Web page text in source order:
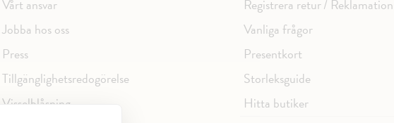
Vårt ansvar
Jobba hos oss
Press
Tillgänglighetsredogörelse
Visselblåsning
Registrera retur / Reklamation
Vanliga frågor
Presentkort
Storleksguide
Hitta butiker